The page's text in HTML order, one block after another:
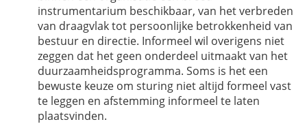
instrumentarium beschikbaar, van het verbreden
van draagvlak tot persoonlijke betrokkenheid van
bestuur en directie. Informeel wil overigens niet
zeggen dat het geen onderdeel uitmaakt van het
duurzaamheidsprogramma. Soms is het een
bewuste keuze om sturing niet altijd formeel vast
te leggen en afstemming informeel te laten
plaatsvinden.